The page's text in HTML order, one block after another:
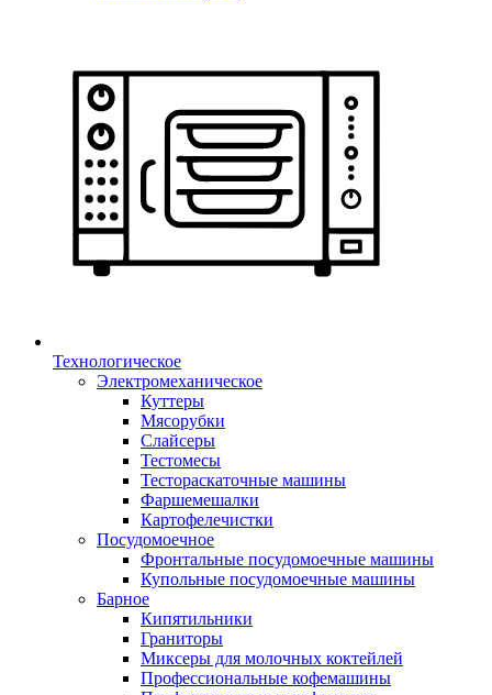
Технологическое
Электромеханическое
Куттеры
Мясорубки
Слайсеры
Тестомесы
Тестораскаточные машины
Фаршемешалки
Картофелечистки
Посудомоечное
Фронтальные посудомоечные машины
Купольные посудомоечные машины
Барное
Кипятильники
Граниторы
Миксеры для молочных коктейлей
Профессиональные кофемашины